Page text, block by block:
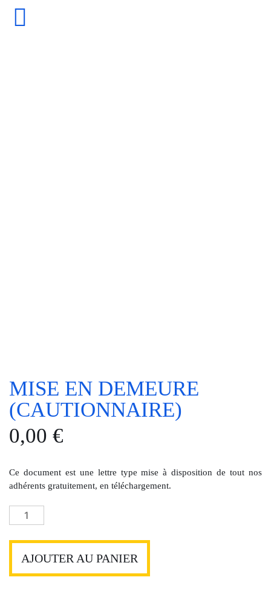
MISE EN DEMEURE
(CAUTIONNAIRE)
0,00 €
Ce document est une lettre type mise à disposition de tout nos
adhérents gratuitement, en téléchargement.
quantité
de
Mise
AJOUTER AU PANIER